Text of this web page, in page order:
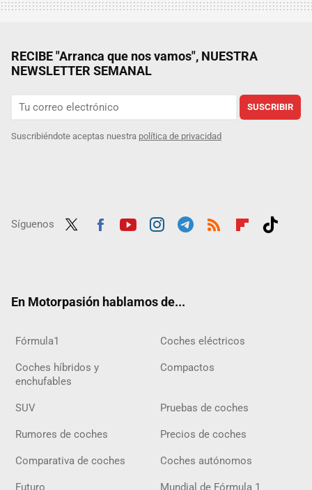
RECIBE "Arranca que nos vamos", NUESTRA
NEWSLETTER SEMANAL
SUSCRIBIR
Suscribiéndote aceptas nuestra política de privacidad
Síguenos
En Motorpasión hablamos de...
Fórmula1 Coches eléctricos
Coches híbridos y
enchufables
Compactos
SUV Pruebas de coches
Rumores de coches Precios de coches
Comparativa de coches Coches autónomos
Futuro Mundial de Fórmula 1